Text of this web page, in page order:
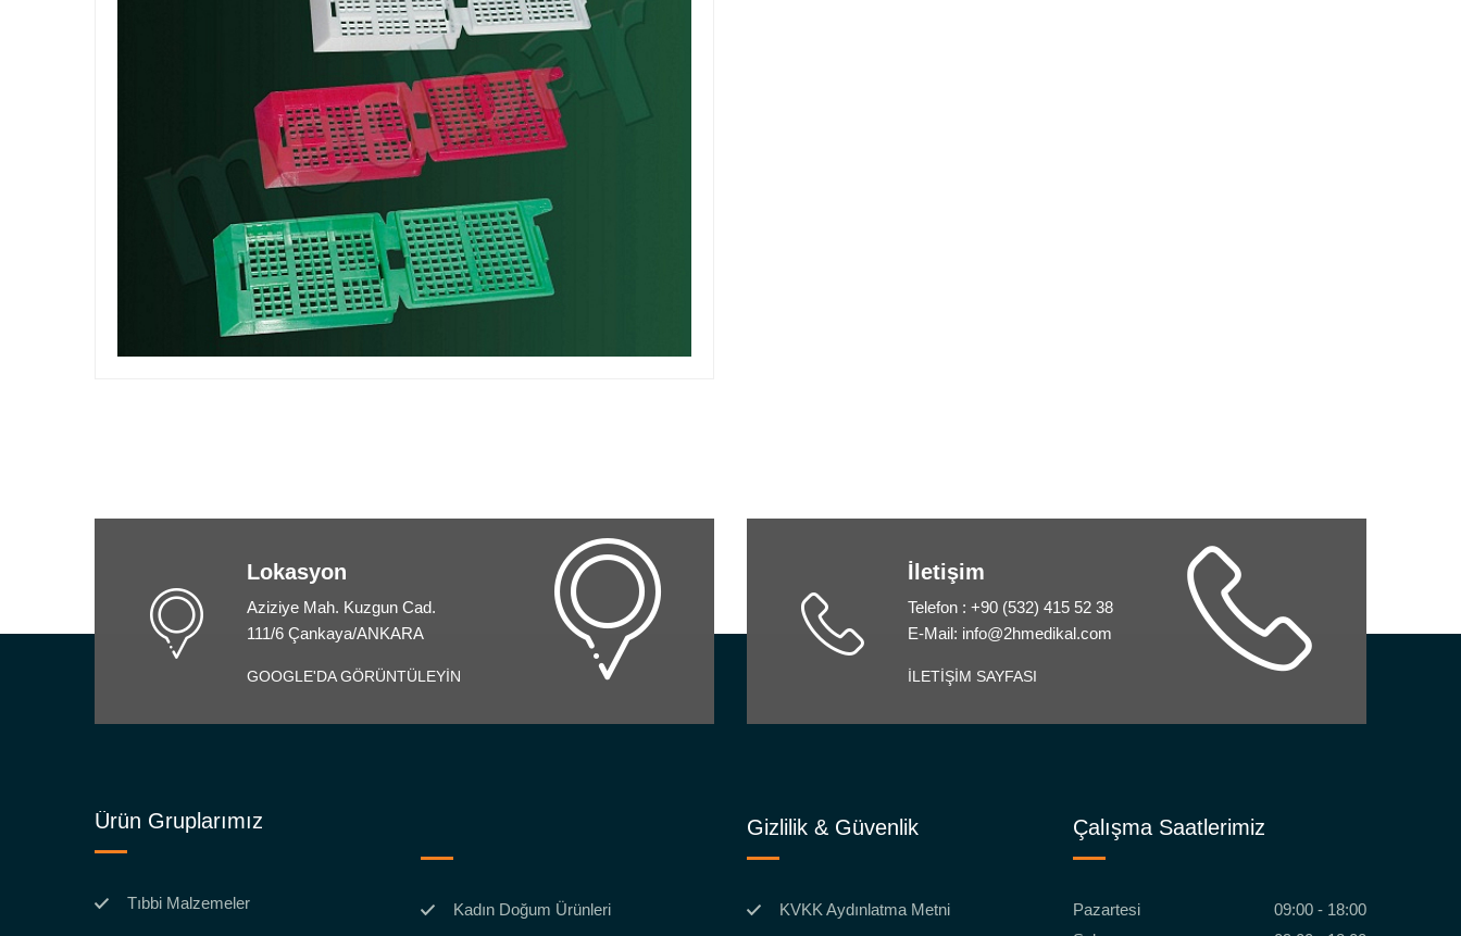
Lokasyon
Aziziye Mah. Kuzgun Cad.
111/6 Çankaya/ANKARA
GOOGLE'DA GÖRÜNTÜLEYİN
İletişim
Telefon : +90 (532) 415 52 38
E-Mail: info@2hmedikal.com
İLETİŞİM SAYFASI
Ürün Gruplarımız
Tıbbi Malzemeler Kadın Doğum Ürünleri
Gizlilik & Güvenlik
KVKK Aydınlatma Metni
Çalışma Saatlerimiz
Pazartesi
09:00 - 18:00